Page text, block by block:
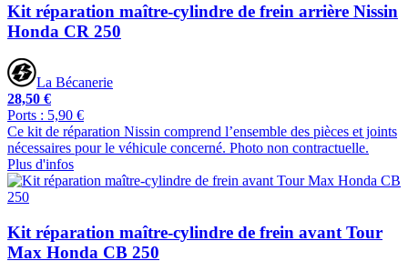
Kit réparation maître-cylindre de frein arrière Nissin
Honda CR 250
La Bécanerie
28,50 €
Ports : 5,90 €
Ce kit de réparation Nissin comprend l’ensemble des pièces et joints
nécessaires pour le véhicule concerné. Photo non contractuelle.
Plus d'infos
Kit réparation maître-cylindre de frein avant Tour
Max Honda CB 250